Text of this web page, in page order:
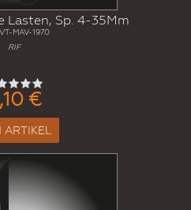
Lasten, Sp. 4-35Mm
MAV-1970
RIF
€
ARTIKEL